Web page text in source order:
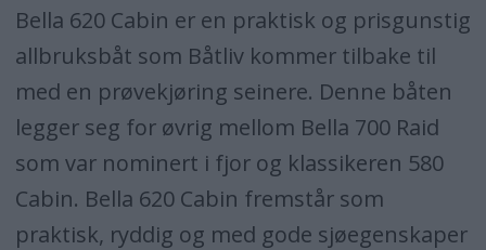
Bella 620 Cabin er en praktisk og prisgunstig
allbruksbåt som Båtliv kommer tilbake til
med en prøvekjøring seinere. Denne båten
legger seg for øvrig mellom Bella 700 Raid
som var nominert i fjor og klassikeren 580
Cabin. Bella 620 Cabin fremstår som
praktisk, ryddig og med gode sjøegenskaper